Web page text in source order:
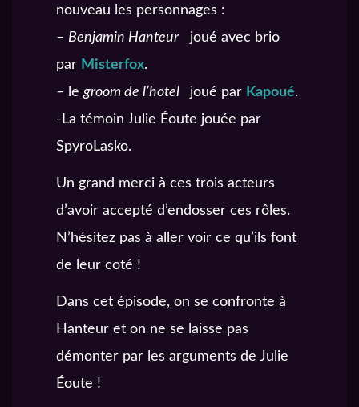
nouveau les personnages :
– Benjamin Hanteur
joué avec brio
par Misterfox.
– legroom de l’hotel joué par Kapoué.
-La témoin Julie Éoute jouée par
SpyroLasko.
Un grand merci à ces trois acteurs
d’avoir accepté d’endosser ces rôles.
N’hésitez pas à aller voir ce qu’ils font
de leur coté !
Dans cet épisode, on se confronte à
Hanteur et on ne se laisse pas
démonter par les arguments de Julie
Éoute !